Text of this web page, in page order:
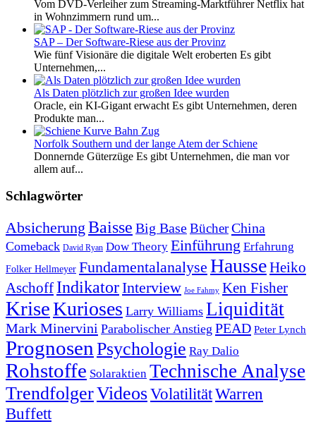
Vom DVD-Verleiher zum Streaming-Marktführer Netflix hat
in Wohnzimmern rund um...
SAP – Der Software-Riese aus der Provinz
Wie fünf Visionäre die digitale Welt eroberten Es gibt
Unternehmen,...
Als Daten plötzlich zur großen Idee wurden
Oracle, ein KI-Gigant erwacht Es gibt Unternehmen, deren
Produkte man...
Norfolk Southern und der lange Atem der Schiene
Donnernde Güterzüge Es gibt Unternehmen, die man vor
allem auf...
Schlagwörter
Absicherung Baisse Big BaseBücherChina
Comeback David Ryan Dow Theory Einführung Erfahrung
Folker Hellmeyer Fundamentalanalyse HausseHeiko
Aschoff IndikatorInterview Joe Fahmy Ken Fisher
KriseKurioses Larry Williams Liquidität
Mark Minervini Parabolischer Anstieg PEAD Peter Lynch
Prognosen Psychologie Ray Dalio
Rohstoffe Solaraktien Technische Analyse
TrendfolgerVideosVolatilitätWarren
Buffett